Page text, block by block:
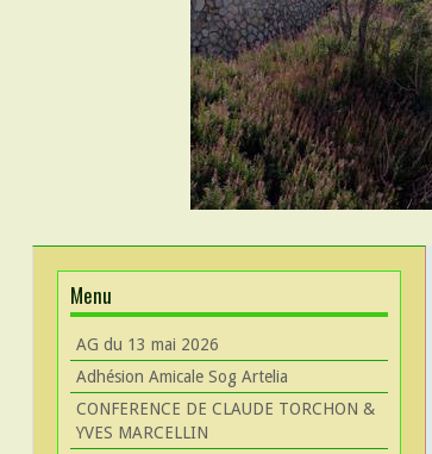
Menu
AG du 13 mai 2026
Adhésion Amicale Sog Artelia
CONFERENCE DE CLAUDE TORCHON &
YVES MARCELLIN